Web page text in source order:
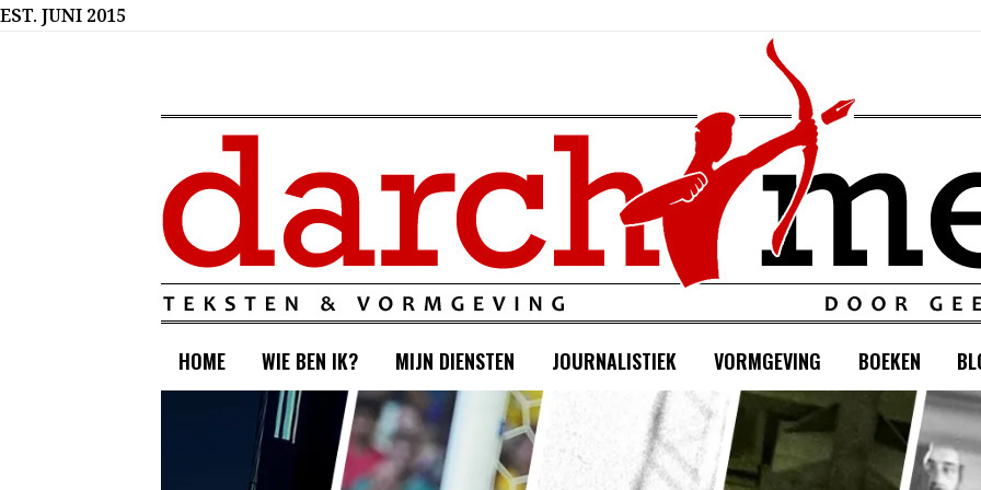
Ga
EST. JUNI 2015
HOME WIE BEN IK? MIJN DIENSTEN JOURNALISTIEK VORMGEVING BOEKEN